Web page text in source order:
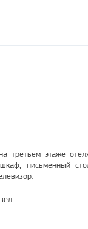
третьем этаже
письменный